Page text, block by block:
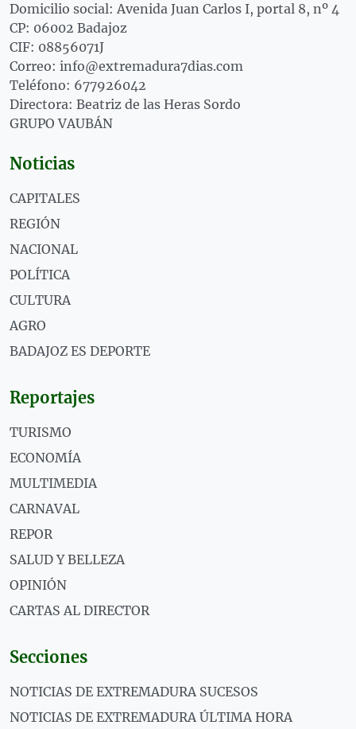
Domicilio social: Avenida Juan Carlos I, portal 8, nº 4
CP: 06002 Badajoz
CIF: 08856071J
Correo: info@extremadura7dias.com
Teléfono: 677926042
Directora: Beatriz de las Heras Sordo
GRUPO VAUBÁN
Noticias
CAPITALES
REGIÓN
NACIONAL
POLÍTICA
CULTURA
AGRO
BADAJOZ ES DEPORTE
Reportajes
TURISMO
ECONOMÍA
MULTIMEDIA
CARNAVAL
REPOR
SALUD Y BELLEZA
OPINIÓN
CARTAS AL DIRECTOR
Secciones
NOTICIAS DE EXTREMADURA SUCESOS
NOTICIAS DE EXTREMADURA ÚLTIMA HORA